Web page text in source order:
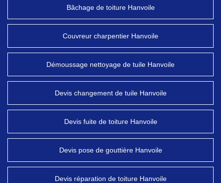
Bâchage de toiture Hanvoile
Couvreur charpentier Hanvoile
Démoussage nettoyage de tuile Hanvoile
Devis changement de tuile Hanvoile
Devis fuite de toiture Hanvoile
Devis pose de gouttière Hanvoile
Devis réparation de toiture Hanvoile